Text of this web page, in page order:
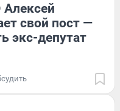
свой пост —
экс-депутат